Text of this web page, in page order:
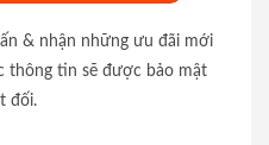
& nhận những ưu đãi mới
thông tin sẽ được bảo mật
đối.